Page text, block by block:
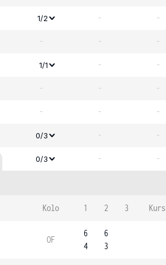
1/2 - -
- - -
1/1 - -
- - -
- - -
0/3 - -
0/3 - -
Kolo 1 2 3 Kurs
OF
6
4
6
3